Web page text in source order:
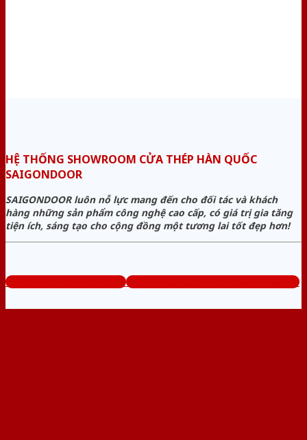
HỆ THỐNG SHOWROOM CỬA THÉP HÀN QUỐC
SAIGONDOOR
SAIGONDOOR luôn nỗ lực mang đến cho đối tác và khách
hàng những sản phẩm công nghệ cao cấp, có giá trị gia tăng
tiện ích, sáng tạo cho cộng đồng một tương lai tốt đẹp hơn!
www.muabancuathep.com Tổng đài tư vấn miễn phí: 0824.400.400